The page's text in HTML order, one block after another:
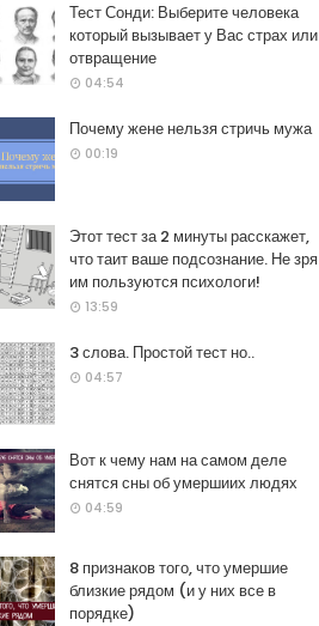
Тест Сонди: Выберите человека
который вызывает у Вас страх или
отвращение
04:54
Почему жене нельзя стричь мужа
00:19
Этот тест за 2 минуты расскажет,
что таит ваше подсознание. Не зря
им пользуются психологи!
13:59
3 слова. Простой тест но..
04:57
Вот к чему нам на самом деле
снятся сны об умершиих людях
04:59
8 признаков того, что умершие
близкие рядом (и у них все в
порядке)